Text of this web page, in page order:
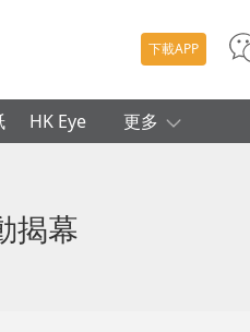
下載APP
HK Eye 更多
揭幕